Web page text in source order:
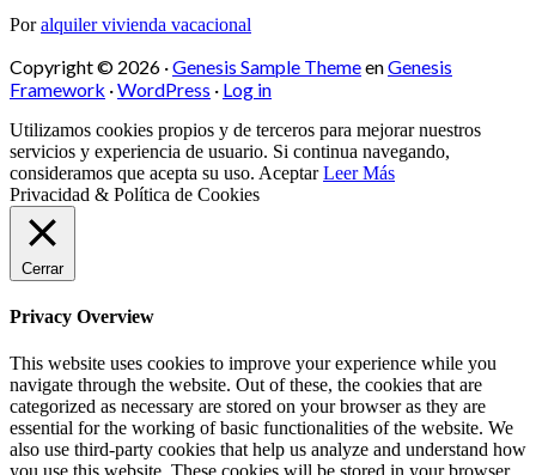
Poralquiler vivienda vacacional
Copyright © 2026 ·Genesis Sample ThemeenGenesis
Framework ·WordPress · Log in
Utilizamos cookies propios y de terceros para mejorar nuestros
servicios y experiencia de usuario. Si continua navegando,
consideramos que acepta su uso. Aceptar Leer Más
Privacidad & Política de Cookies
Cerrar
Privacy Overview
This website uses cookies to improve your experience while you
navigate through the website. Out of these, the cookies that are
categorized as necessary are stored on your browser as they are
essential for the working of basic functionalities of the website. We
also use third-party cookies that help us analyze and understand how